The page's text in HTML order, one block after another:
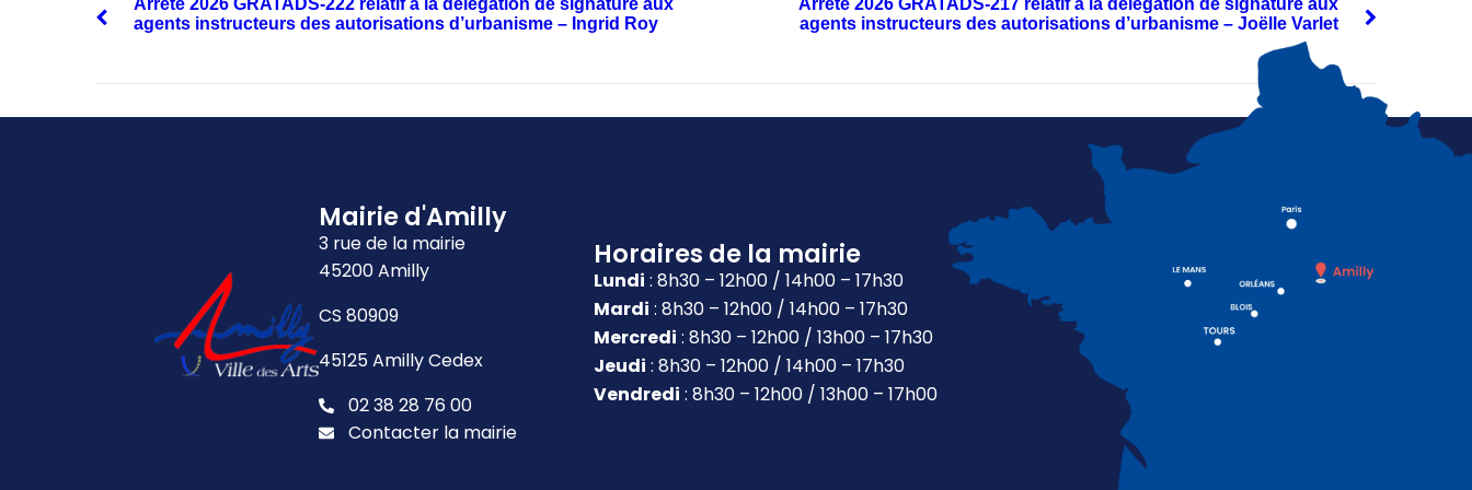
Arrêté 2026 GRATADS-222 relatif à la délégation de signature aux
agents instructeurs des autorisations d’urbanisme – Ingrid Roy
Arrêté 2026 GRATADS-217 relatif à la délégation de signature aux
agents instructeurs des autorisations d’urbanisme – Joëlle Varlet
Mairie d'Amilly
3 rue de la mairie
45200 Amilly
CS 80909
45125 Amilly Cedex
02 38 28 76 00
Contacter la mairie
Horaires de la mairie
Lundi : 8h30 – 12h00 / 14h00 – 17h30
Mardi : 8h30 – 12h00 / 14h00 – 17h30
Mercredi : 8h30 – 12h00 / 13h00 – 17h30
Jeudi : 8h30 – 12h00 / 14h00 – 17h30
Vendredi : 8h30 – 12h00 / 13h00 – 17h00